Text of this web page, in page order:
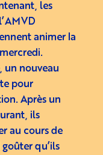
les
animer la
un nouveau
pour
Après un
ils
au cours de
qu’ils